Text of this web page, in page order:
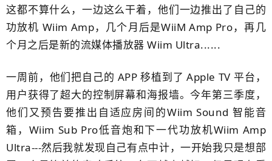
这都不算什么，一边这么干着，他们一边推出了自己的
功放机 Wiim Amp，几个月后是WiiM Amp Pro，再几
个月之后是新的流媒体播放器 Wiim Ultra......
一周前，他们把自己的 APP 移植到了 Apple TV 平台，
用户获得了超大的控制屏幕和海报墙。今年第三季度，
他们又预告要推出自适应房间的Wiim Sound 智能音
箱，Wiim Sub Pro低音炮和下一代功放机Wiim Amp
Ultra---然后我就发现自己有点中计​，一开始我只是想部